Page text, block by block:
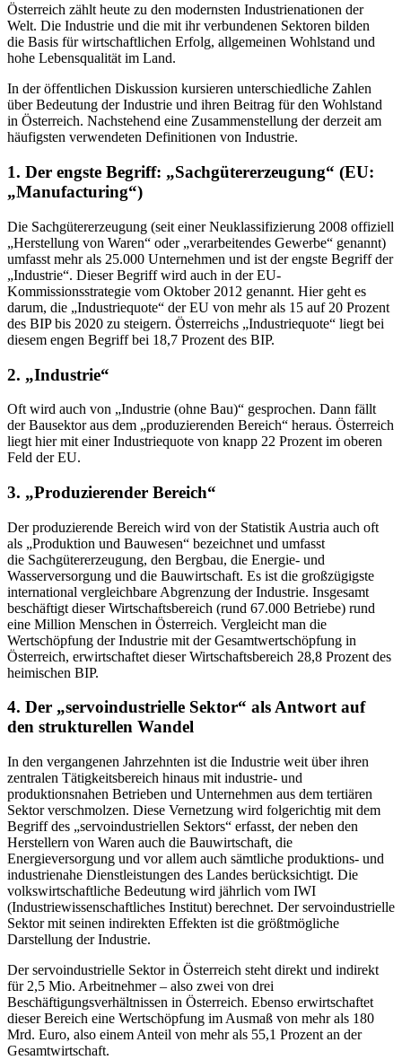
Österreich zählt heute zu den modernsten Industrienationen der
Welt. Die Industrie und die mit ihr verbundenen Sektoren bilden
die Basis für wirtschaftlichen Erfolg, allgemeinen Wohlstand und
hohe Lebensqualität im Land.
In der öffentlichen Diskussion kursieren unterschiedliche Zahlen
über Bedeutung der Industrie und ihren Beitrag für den Wohlstand
in Österreich. Nachstehend eine Zusammenstellung der derzeit am
häufigsten verwendeten Definitionen von Industrie.
1. Der engste Begriff: „Sachgütererzeugung“ (EU:
„Manufacturing“)
Die Sachgütererzeugung (seit einer Neuklassifizierung 2008 offiziell
„Herstellung von Waren“ oder „verarbeitendes Gewerbe“ genannt)
umfasst mehr als 25.000 Unternehmen und ist der engste Begriff der
„Industrie“. Dieser Begriff wird auch in der EU-
Kommissionsstrategie vom Oktober 2012 genannt. Hier geht es
darum, die „Industriequote“ der EU von mehr als 15 auf 20 Prozent
des BIP bis 2020 zu steigern. Österreichs „Industriequote“ liegt bei
diesem engen Begriff bei 18,7 Prozent des BIP.
2. „Industrie“
Oft wird auch von „Industrie (ohne Bau)“ gesprochen. Dann fällt
der Bausektor aus dem „produzierenden Bereich“ heraus. Österreich
liegt hier mit einer Industriequote von knapp 22 Prozent im oberen
Feld der EU.
3. „Produzierender Bereich“
Der produzierende Bereich wird von der Statistik Austria auch oft
als „Produktion und Bauwesen“ bezeichnet und umfasst
die Sachgütererzeugung, den Bergbau, die Energie- und
Wasserversorgung und die Bauwirtschaft. Es ist die großzügigste
international vergleichbare Abgrenzung der Industrie. Insgesamt
beschäftigt dieser Wirtschaftsbereich (rund 67.000 Betriebe) rund
eine Million Menschen in Österreich. Vergleicht man die
Wertschöpfung der Industrie mit der Gesamtwertschöpfung in
Österreich, erwirtschaftet dieser Wirtschaftsbereich 28,8 Prozent des
heimischen BIP.
4. Der „servoindustrielle Sektor“ als Antwort auf
den strukturellen Wandel
In den vergangenen Jahrzehnten ist die Industrie weit über ihren
zentralen Tätigkeitsbereich hinaus mit industrie- und
produktionsnahen Betrieben und Unternehmen aus dem tertiären
Sektor verschmolzen. Diese Vernetzung wird folgerichtig mit dem
Begriff des „servoindustriellen Sektors“ erfasst, der neben den
Herstellern von Waren auch die Bauwirtschaft, die
Energieversorgung und vor allem auch sämtliche produktions- und
industrienahe Dienstleistungen des Landes berücksichtigt. Die
volkswirtschaftliche Bedeutung wird jährlich vom IWI
(Industriewissenschaftliches Institut) berechnet. Der servoindustrielle
Sektor mit seinen indirekten Effekten ist die größtmögliche
Darstellung der Industrie.
Der servoindustrielle Sektor in Österreich steht direkt und indirekt
für 2,5 Mio. Arbeitnehmer – also zwei von drei
Beschäftigungsverhältnissen in Österreich. Ebenso erwirtschaftet
dieser Bereich eine Wertschöpfung im Ausmaß von mehr als 180
Mrd. Euro, also einem Anteil von mehr als 55,1 Prozent an der
Gesamtwirtschaft.